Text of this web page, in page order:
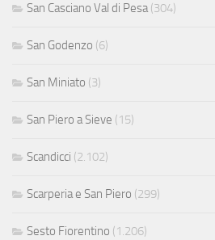
San Casciano Val di Pesa(304)
San Godenzo (6)
San Miniato (3)
San Piero a Sieve (15)
Scandicci (2.102)
Scarperia e San Piero (299)
Sesto Fiorentino (1.206)